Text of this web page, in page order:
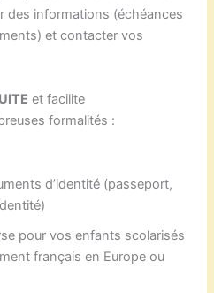
des informations (échéances
et contacter vos
et facilite
formalités :
d’identité (passeport,
pour vos enfants scolarisés
français en Europe ou